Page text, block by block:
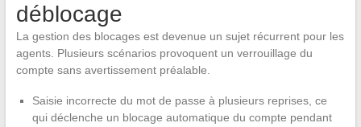
déblocage
La gestion des blocages est devenue un sujet récurrent pour les
agents. Plusieurs scénarios provoquent un verrouillage du
compte sans avertissement préalable.
Saisie incorrecte du mot de passe à plusieurs reprises, ce
qui déclenche un blocage automatique du compte pendant